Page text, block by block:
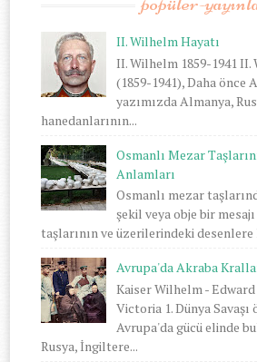
II. Wilhelm Hayatı
II. Wilhelm 1859-1941 II.
(1859-1941), Daha önce
yazımızda Almanya,
hanedanlarının...
Osmanlı Mezar
Anlamları
Osmanlı mezar
şekil veya obje bir
taşlarının ve üzerilerindeki
Avrupa'da Akraba
Kaiser Wilhelm -
Victoria 1. Dünya Savaşı
Avrupa'da gücü elinde
Rusya, İngiltere...